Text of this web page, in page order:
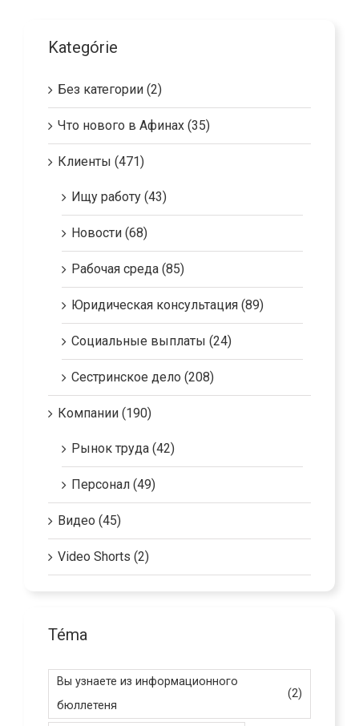
Kategórie
Без категории (2)
Что нового в Афинах (35)
Клиенты (471)
Ищу работу (43)
Новости (68)
Рабочая среда (85)
Юридическая консультация (89)
Социальные выплаты (24)
Сестринское дело (208)
Компании (190)
Рынок труда (42)
Персонал (49)
Видео (45)
Video Shorts (2)
бюллетеня